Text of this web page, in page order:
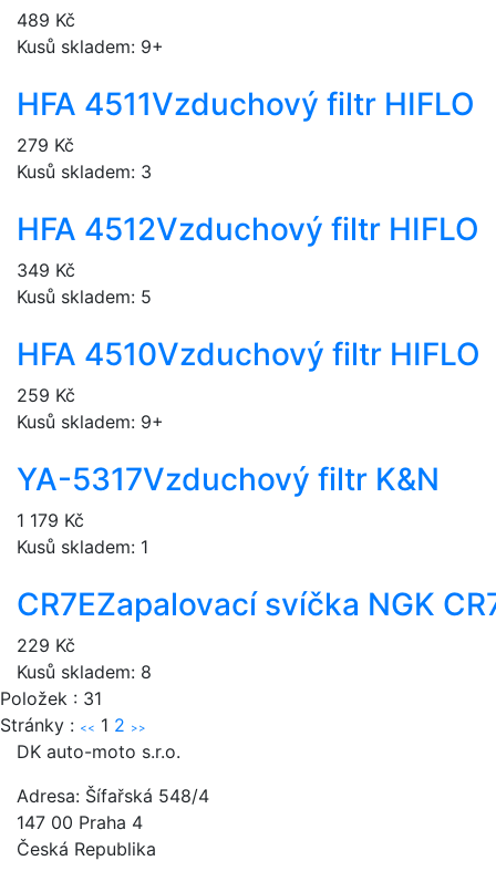
489 Kč
Kusů skladem: 9+
HFA 4511Vzduchový filtr HIFLO
279 Kč
Kusů skladem: 3
HFA 4512Vzduchový filtr HIFLO
349 Kč
Kusů skladem: 5
HFA 4510Vzduchový filtr HIFLO
259 Kč
Kusů skladem: 9+
YA-5317Vzduchový filtr K&N
1 179 Kč
Kusů skladem: 1
CR7EZapalovací svíčka NGK
229 Kč
Kusů skladem: 8
Položek : 31
Stránky : << 1 2 >>
DK auto-moto s.r.o.
Adresa: Šífařská 548/4
147 00 Praha 4
Česká Republika